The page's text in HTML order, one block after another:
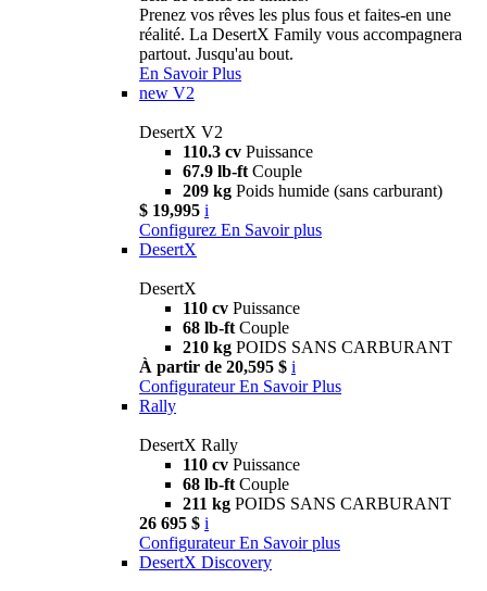
Prenez vos rêves les plus fous et faites-en une
réalité. La DesertX Family vous accompagnera
partout. Jusqu'au bout.
En Savoir Plus
new V2
DesertX V2
110.3 cv Puissance
67.9 lb-ft Couple
209 kg Poids humide (sans carburant)
$ 19,995 i
Configurez En Savoir plus
DesertX
DesertX
110 cv Puissance
68 lb-ft Couple
210 kg POIDS SANS CARBURANT
À partir de 20,595 $ i
Configurateur En Savoir Plus
Rally
DesertX Rally
110 cv Puissance
68 lb-ft Couple
211 kg POIDS SANS CARBURANT
26 695 $ i
Configurateur En Savoir plus
DesertX Discovery